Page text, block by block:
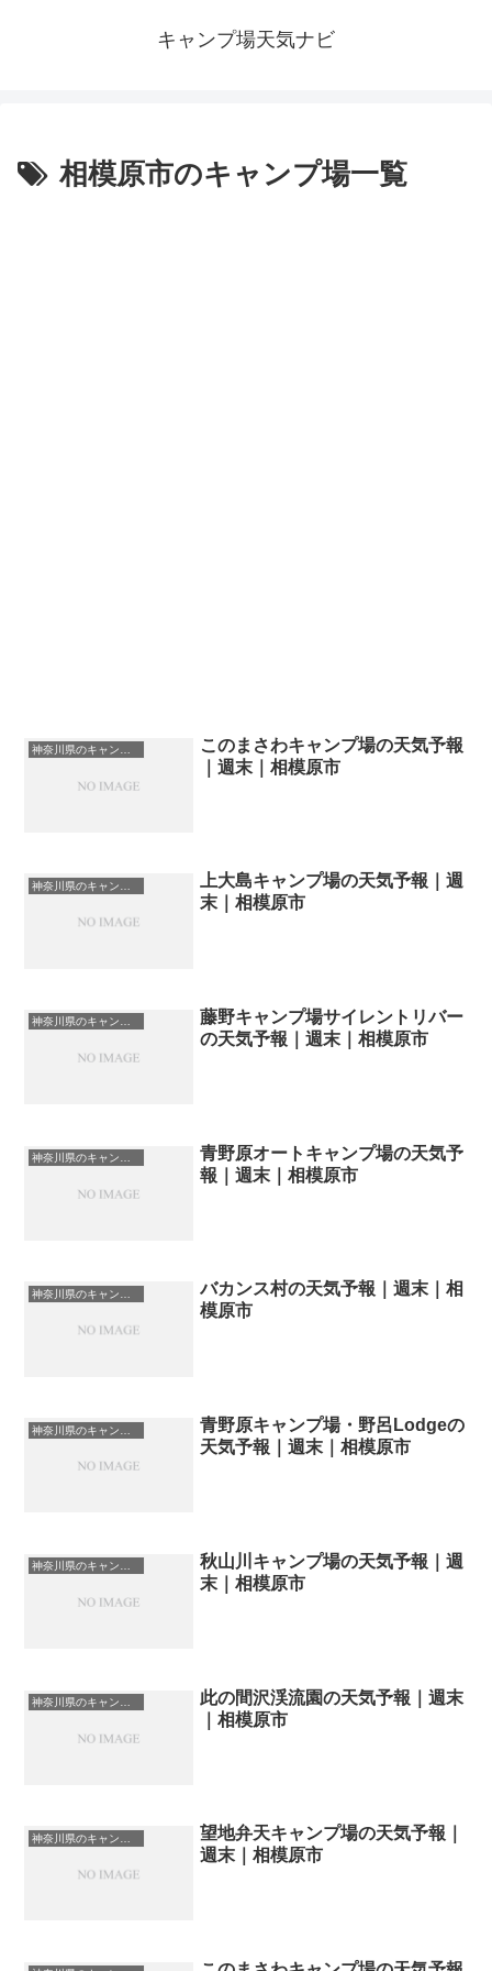
キャンプ場天気ナビ
相模原市のキャンプ場一覧
このまさわキャンプ場の天気予報
｜週末｜相模原市
上大島キャンプ場の天気予報｜週
末｜相模原市
神奈川県のキャンプ場一覧
藤野キャンプ場サイレントリバー
の天気予報｜週末｜相模原市
青野原オートキャンプ場の天気予
報｜週末｜相模原市
バカンス村の天気予報｜週末｜相
模原市
青野原キャンプ場・野呂Lodgeの
天気予報｜週末｜相模原市
神奈川県のキャンプ場一覧
秋山川キャンプ場の天気予報｜週
末｜相模原市
此の間沢渓流園の天気予報｜週末
｜相模原市
望地弁天キャンプ場の天気予報｜
週末｜相模原市